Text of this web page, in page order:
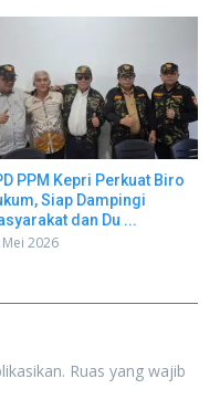
PPM Kepri Perkuat Biro
Siap Dampingi
dan Du ...
2026
Ruas yang wajib